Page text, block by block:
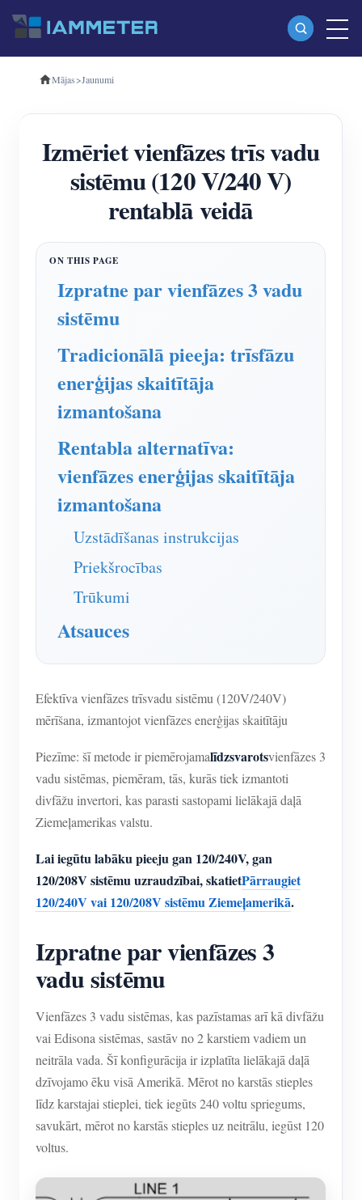
Produkti
Trīsfāzu Wi-Fi enerģijas mērītājs (WEM3080T)
Trīsfāzu Wi-Fi enerģijas mērītājs (WEM3046T)
Trīsfāzu Wi-Fi enerģijas mērītājs (WEM3050T)
WiFi barošanas kontrolieris
IAMMETER simulators
Virtuālais skaitītājs
Lietojumprogrammas
Saules PV sistēmas enerģijas monitors
Elektroenerģijas patēriņa monitors
PV sildītāja vadības sistēma
Mājas automatizācija
Veikals
Resursi
Produkta īsais ievads
Dokuments
Apmācības video
Blogi
kopiena
Izstrādātājs
Izpētīt
Atlīdzības programma
Sazināties
Par mums
Mājas>Jaunumi
Izmēriet vienfāzes trīs vadu
sistēmu (120 V/240 V)
rentablā veidā
Izpratne par vienfāzes 3 vadu
sistēmu
Tradicionālā pieeja: trīsfāzu
enerģijas skaitītāja
izmantošana
Rentabla alternatīva:
vienfāzes enerģijas skaitītāja
izmantošana
Uzstādīšanas instrukcijas
Priekšrocības
Trūkumi
Atsauces
Efektīva vienfāzes trīsvadu sistēmu (120V/240V)
mērīšana, izmantojot vienfāzes enerģijas skaitītāju
Piezīme: šī metode ir piemērojamalīdzsvarotsvienfāzes 3
vadu sistēmas, piemēram, tās, kurās tiek izmantoti
divfāžu invertori, kas parasti sastopami lielākajā daļā
Ziemeļamerikas valstu.
Lai iegūtu labāku pieeju gan 120/240V, gan
120/208V sistēmu uzraudzībai, skatietPārraugiet
120/240V vai 120/208V sistēmu Ziemeļamerikā.
Izpratne par vienfāzes 3
vadu sistēmu
Vienfāzes 3 vadu sistēmas, kas pazīstamas arī kā divfāžu
vai Edisona sistēmas, sastāv no 2 karstiem vadiem un
neitrāla vada. Šī konfigurācija ir izplatīta lielākajā daļā
dzīvojamo ēku visā Amerikā. Mērot no karstās stieples
līdz karstajai stieplei, tiek iegūts 240 voltu spriegums,
savukārt, mērot no karstās stieples uz neitrālu, iegūst 120
voltus.